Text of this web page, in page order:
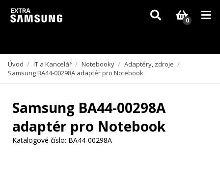
Vzhledem k aktuální situaci se může dodání dílů, které nejsou skladem,
zpozdit. Děkujeme za pochopení.
0
Úvod / IT a Kancelář / Notebooky / Adaptéry, zdroje /
Samsung BA44-00298A adaptér pro Notebook
Samsung BA44-00298A
adaptér pro Notebook
Katalogové číslo: BA44-00298A